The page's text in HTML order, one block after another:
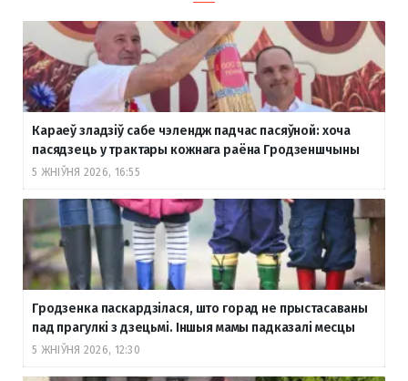
Караеў зладзіў сабе чэлендж падчас пасяўной: хоча
пасядзець у трактары кожнага раёна Гродзеншчыны
5 ЖНІЎНЯ 2026, 16:55
Гродзенка паскардзілася, што горад не прыстасаваны
пад прагулкі з дзецьмі. Іншыя мамы падказалі месцы
5 ЖНІЎНЯ 2026, 12:30